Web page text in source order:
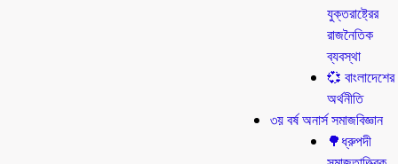
যুক্তরাষ্ট্রের
রাজনৈতিক
ব্যবস্থা
💞 বাংলাদেশের
অর্থনীতি
৩য় বর্ষ অনার্স সমাজবিজ্ঞান
🌳ধ্রুপদী